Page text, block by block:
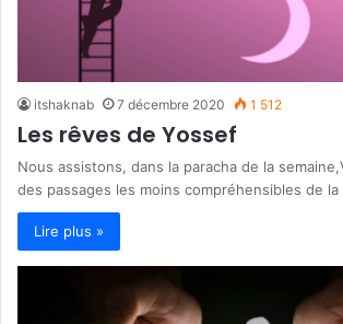
itshaknab 7 décembre 2020 1 512
Les rêves de Yossef
Nous assistons, dans la paracha de la
des passages les moins compréhensibles de
Lire plus »